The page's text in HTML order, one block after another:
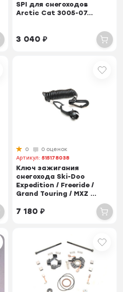
SPI для снегоходов
Arctic Cat 3005-07...
3 040₽
0
0 оценок
Артикул:515178038
Ключ зажигания
снегохода Ski-Doo
Expedition / Freeride /
Grand Touring / MXZ ...
7 180₽